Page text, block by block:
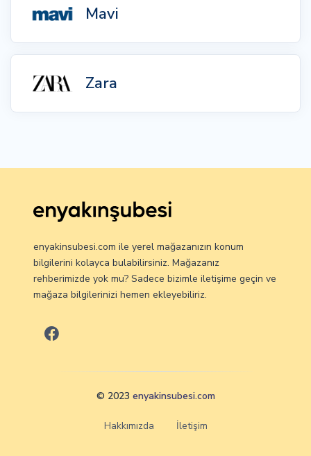
Mavi
Zara
enyakinsubesi.com ile yerel mağazanızın konum
bilgilerini kolayca bulabilirsiniz. Mağazanız
rehberimizde yok mu? Sadece bizimle iletişime geçin ve
mağaza bilgilerinizi hemen ekleyebiliriz.
© 2023 enyakinsubesi.com
Hakkımızda İletişim